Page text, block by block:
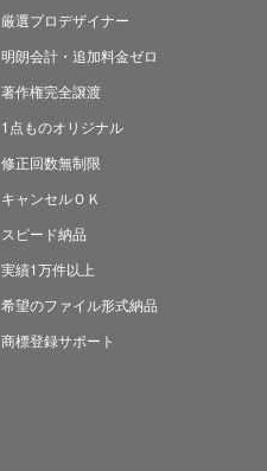
厳選プロデザイナー
明朗会計・追加料金ゼロ
著作権完全譲渡
1点ものオリジナル
修正回数無制限
キャンセルＯＫ
スピード納品
実績1万件以上
希望のファイル形式納品
商標登録サポート